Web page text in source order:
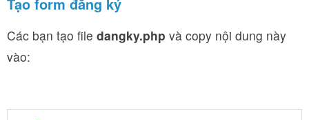
Các bạn tạo file dangky.php và copy nội dung này
vào: